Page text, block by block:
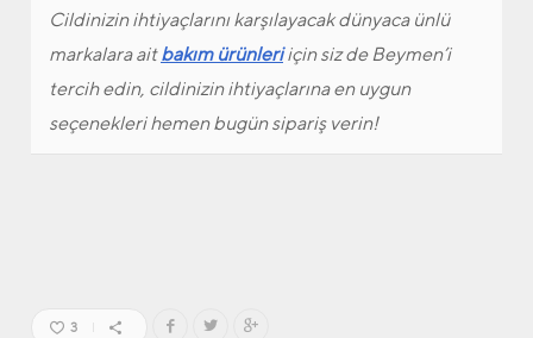
Cildinizin ihtiyaçlarını karşılayacak dünyaca ünlü
markalara aitbakım ürünleriiçin siz de Beymen’i
tercih edin, cildinizin ihtiyaçlarına en uygun
seçenekleri hemen bugün sipariş verin!
3